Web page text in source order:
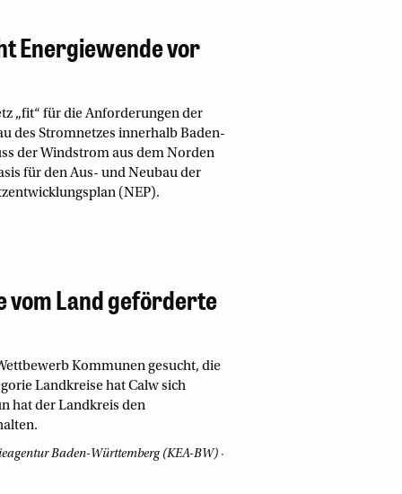
Energiewende vor
„fit“ für die Anforderungen der
des Stromnetzes innerhalb Baden-
der Windstrom aus dem Norden
für den Aus- und Neubau der
(NEP).
vom Land geförderte
Kommunen gesucht, die
Landkreise hat Calw sich
hat der Landkreis den
Baden-Württemberg (KEA-BW)